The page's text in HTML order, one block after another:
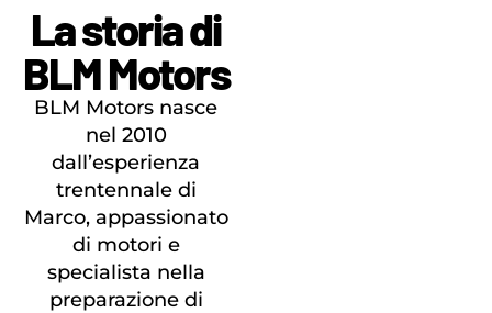
La storia di
BLM Motors
BLM Motors nasce
nel 2010
dall’esperienza
trentennale di
Marco, appassionato
di motori e
specialista nella
preparazione di